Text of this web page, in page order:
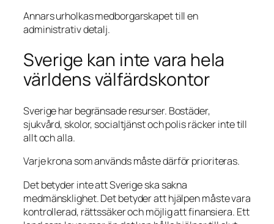
Annars urholkas medborgarskapet till en
administrativ detalj.
Sverige kan inte vara hela
världens välfärdskontor
Sverige har begränsade resurser. Bostäder,
sjukvård, skolor, socialtjänst och polis räcker inte till
allt och alla.
Varje krona som används måste därför prioriteras.
Det betyder inte att Sverige ska sakna
medmänsklighet. Det betyder att hjälpen måste vara
kontrollerad, rättssäker och möjlig att finansiera. Ett